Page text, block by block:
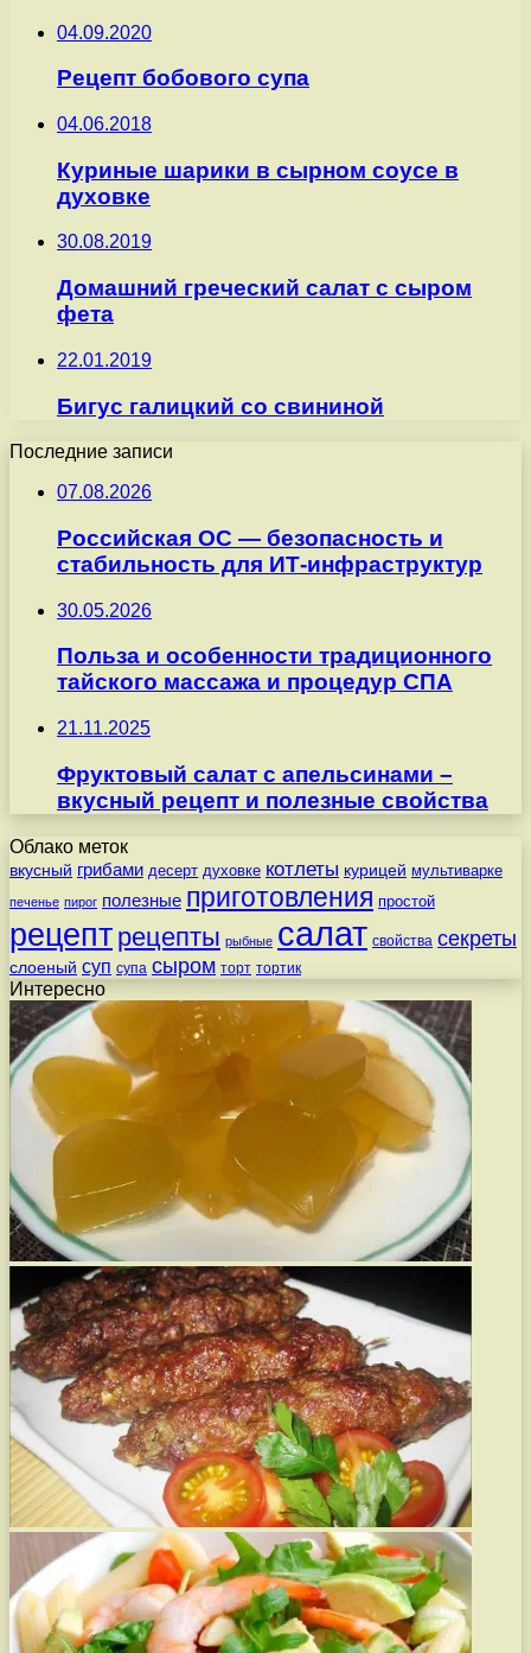
04.09.2020
Рецепт бобового супа
04.06.2018
Куриные шарики в сырном соусе в
духовке
30.08.2019
Домашний греческий салат с сыром
фета
22.01.2019
Бигус галицкий со свининой
Последние записи
07.08.2026
Российская ОС — безопасность и
стабильность для ИТ-инфраструктур
30.05.2026
Польза и особенности традиционного
тайского массажа и процедур СПА
21.11.2025
Фруктовый салат с апельсинами –
вкусный рецепт и полезные свойства
Облако меток
вкусный грибами десерт духовке котлеты курицей мультиварке
печенье пирог полезные приготовления простой
рецепт рецепты рыбные салат свойства секреты
слоеный суп супа сыром торт тортик
Интересно